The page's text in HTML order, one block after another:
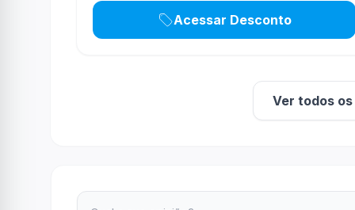
Acessar Desconto
Ver todos